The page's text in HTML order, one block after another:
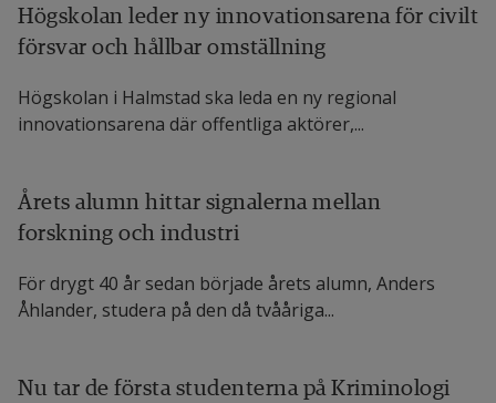
Högskolan leder ny innovationsarena för civilt
försvar och hållbar omställning
Högskolan i Halmstad ska leda en ny regional
innovationsarena där offentliga aktörer,...
Årets alumn hittar signalerna mellan
forskning och industri
För drygt 40 år sedan började årets alumn, Anders
Åhlander, studera på den då tvååriga...
Nu tar de första studenterna på Kriminologi